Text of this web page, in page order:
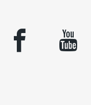
facebook youtube